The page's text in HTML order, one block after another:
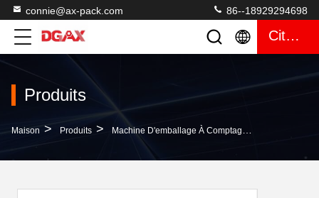
connie@ax-pack.com 86--18929294698
Citation
Produits
Maison > Produits > Machine D'emballage À Comptage Visuel